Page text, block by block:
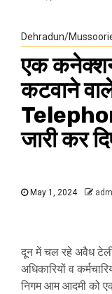
Dehradun/
एक
कटवाने
जारी कर
May 1, 2024
दून में चल रहे अवैध
अधिकारियों व
निगम आम आदमी को